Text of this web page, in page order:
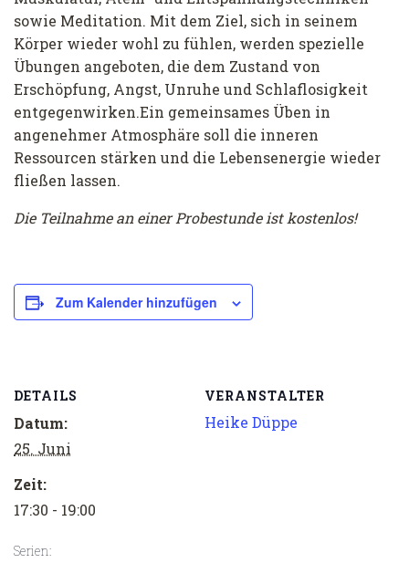
sowie Meditation. Mit dem Ziel, sich in seinem
Körper wieder wohl zu fühlen, werden spezielle
Übungen angeboten, die dem Zustand von
Erschöpfung, Angst, Unruhe und Schlaflosigkeit
entgegenwirken.Ein gemeinsames Üben in
angenehmer Atmosphäre soll die inneren
Ressourcen stärken und die Lebensenergie wieder
fließen lassen.
Die Teilnahme an einer Probestunde ist kostenlos!
Zum Kalender hinzufügen
DETAILS
Datum:
25. Juni
Zeit:
17:30 - 19:00
Serien:
VERANSTALTER
Heike Düppe